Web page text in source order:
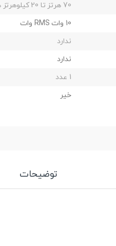
70 هرتز تا 20 کیلوهرتز هرتز
10 وات RMS وات
ندارد
ندارد
1 عدد
خیر
توضیحات